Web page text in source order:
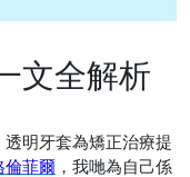
文全解析
明牙套為矯正治療提
倫菲爾 ，我哋為自己係